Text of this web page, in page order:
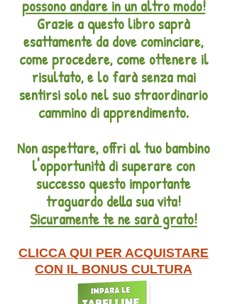
possono andare in un altro modo!
Grazie a questo libro saprà
esattamente da dove cominciare,
come procedere, come ottenere il
risultato, e lo farà senza mai
sentirsi solo nel suo straordinario
cammino di apprendimento.
Non aspettare, offri al tuo bambino
l'opportunità di superare con
successo questo importante
traguardo della sua vita!
Sicuramente te ne sarà grato!
CLICCA QUI PER ACQUISTARE
CON IL BONUS CULTURA